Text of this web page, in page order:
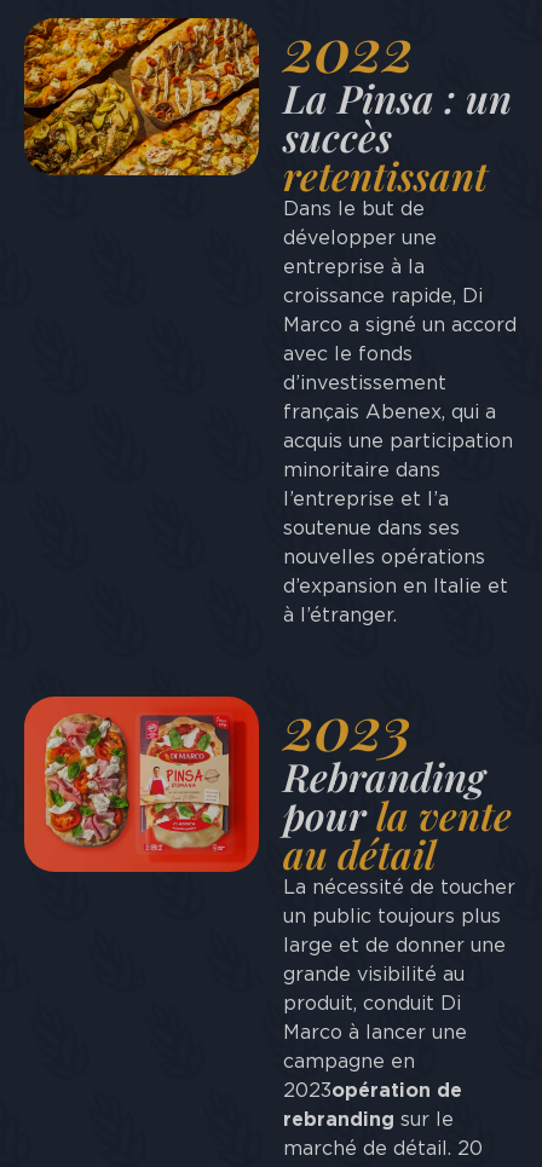
2022
La Pinsa : un
succès
retentissant
Dans le but de
développer une
entreprise à la
croissance rapide, Di
Marco a signé un accord
avec le fonds
d’investissement
français Abenex, qui a
acquis une participation
minoritaire dans
l’entreprise et l’a
soutenue dans ses
nouvelles opérations
d’expansion en Italie et
à l’étranger.
2023
Rebranding
pourla vente
au détail
La nécessité de toucher
un public toujours plus
large et de donner une
grande visibilité au
produit, conduit Di
Marco à lancer une
campagne en
2023opération de
rebranding sur le
marché de détail. 20